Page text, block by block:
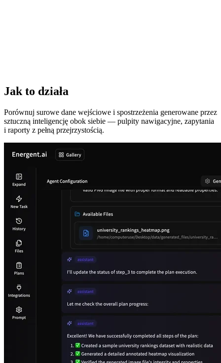
Jak to działa
Porównuj surowe dane wejściowe i spostrzeżenia generowane przez
sztuczną inteligencję obok siebie — pulpity nawigacyjne, zapytania
i raporty z pełną przejrzystością.